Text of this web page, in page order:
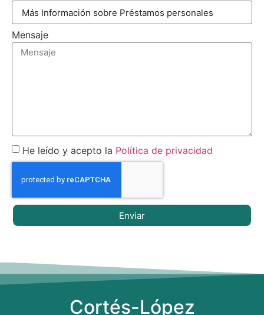
Mensaje
He leído y acepto la Política de privacidad
Enviar
Cortés-López